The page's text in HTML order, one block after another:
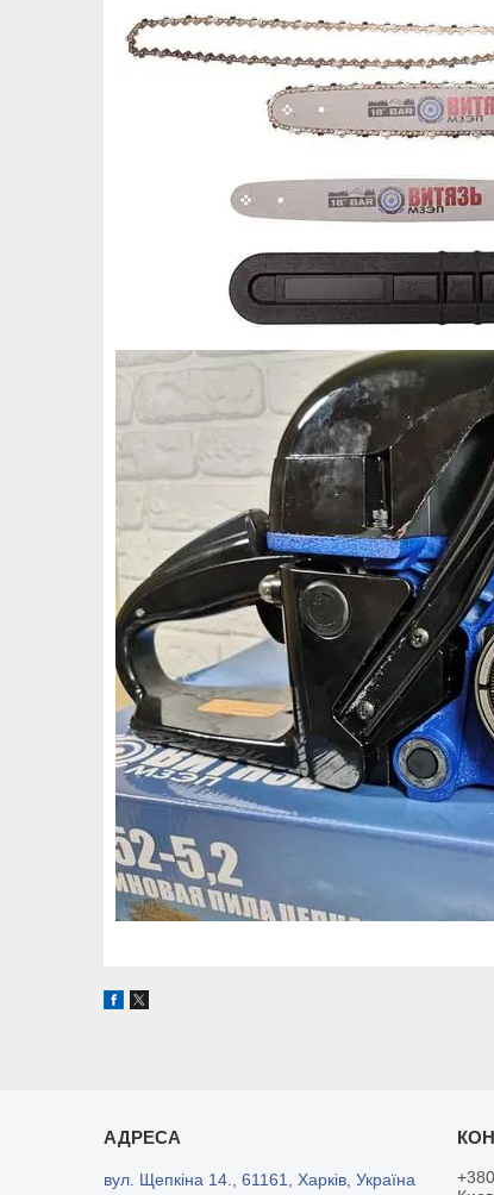
вул. Щепкіна 14., 61161, Харків, Україна